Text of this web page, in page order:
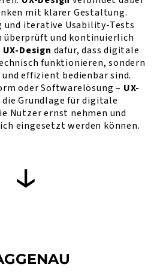
mit klarer Gestaltung.
und iterative Usability-Tests
überprüft und kontinuierlich
UX-Design dafür, dass digitale
funktionieren, sondern
effizient bedienbar sind.
oder Softwarelösung – UX-
Grundlage für digitale
Nutzer ernst nehmen und
eingesetzt werden können.